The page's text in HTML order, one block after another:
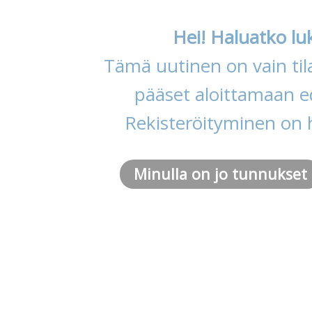
Hei! Haluatko
Tämä uutinen on vain
pääset aloittamaan
Rekisteröityminen
Minulla on jo tunnukset